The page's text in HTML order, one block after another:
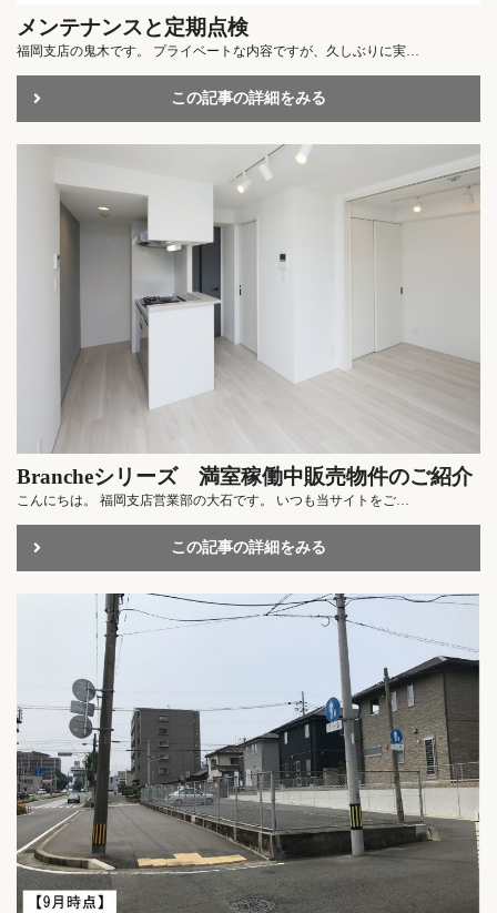
メンテナンスと定期点検
福岡支店の鬼木です。 プライベートな内容ですが、久しぶりに実…
この記事の詳細をみる
Brancheシリーズ 満室稼働中販売物件のご紹介
こんにちは。 福岡支店営業部の大石です。 いつも当サイトをご…
この記事の詳細をみる